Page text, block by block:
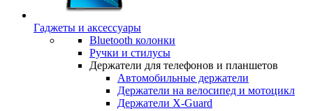
Гаджеты и аксессуары
Bluetooth колонки
Ручки и стилусы
Держатели для телефонов и планшетов
Автомобильные держатели
Держатели на велосипед и мотоцикл
Держатели X-Guard